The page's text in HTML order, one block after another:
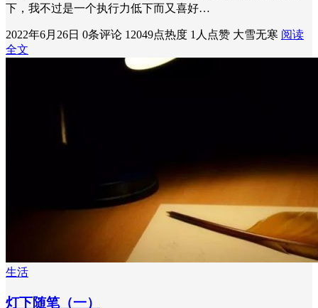
下，我不过是一个执行力低下而又喜好…
2022年6月26日 0条评论 12049点热度 1人点赞 大雪无寒 阅读
全文
生活
灯下随笔（一）